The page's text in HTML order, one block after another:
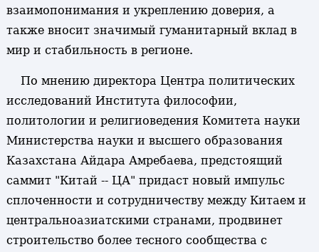
взаимопонимания и укреплению доверия, а
также вносит значимый гуманитарный вклад в
мир и стабильность в регионе.
По мнению директора Центра политических
исследований Института философии,
политологии и религиоведения Комитета науки
Министерства науки и высшего образования
Казахстана Айдара Амребаева, предстоящий
саммит "Китай -- ЦА" придаст новый импульс
сплоченности и сотрудничеству между Китаем и
центральноазиатскими странами, продвинет
строительство более тесного сообщества с